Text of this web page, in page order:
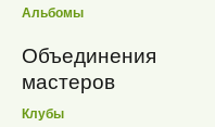
Альбомы
Объединения
мастеров
Клубы